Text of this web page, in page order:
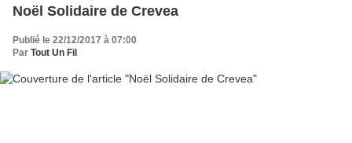
Noël Solidaire de Crevea
Publié le 22/12/2017 à 07:00
Par Tout Un Fil